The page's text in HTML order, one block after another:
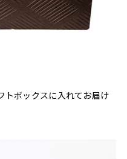
トボックスに入れてお届け